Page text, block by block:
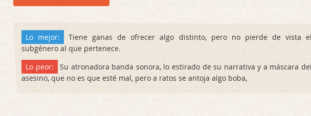
Lo mejor:
Tiene ganas de ofrecer algo distinto, pero no pierde de vista el
subgénero al que pertenece.
Lo peor:
Su atronadora banda sonora, lo estirado de su narrativa y a máscara del
asesino, que no es que esté mal, pero a ratos se antoja algo boba,